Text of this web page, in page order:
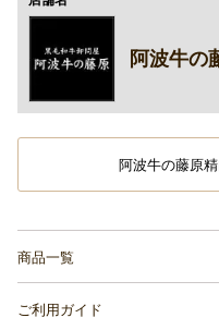
阿波牛の
阿波牛の藤原
商品一覧
ご利用ガイド